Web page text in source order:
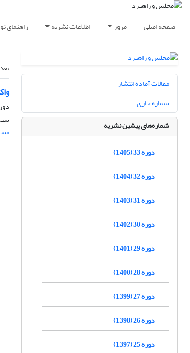
صفحه اصلی مرور اطلاعات نشریه راهنمای
دوره 19، شماره
مقالات آماده انتشار
شماره جاری
شماره‌های پیشین نشریه
دوره 33 (1405)
دوره 32 (1404)
دوره 31 (1403)
دوره 30 (1402)
دوره 29 (1401)
دوره 28 (1400)
دوره 27 (1399)
دوره 26 (1398)
دوره 25 (1397)